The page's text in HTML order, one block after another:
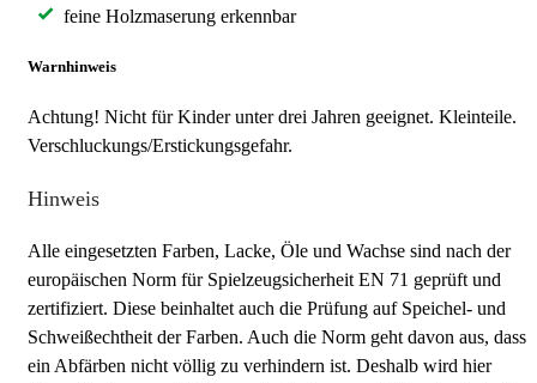
feine Holzmaserung erkennbar
Warnhinweis
Achtung! Nicht für Kinder unter drei Jahren geeignet. Kleinteile.
Verschluckungs/Erstickungsgefahr.
Hinweis
Alle eingesetzten Farben, Lacke, Öle und Wachse sind nach der
europäischen Norm für Spielzeugsicherheit EN 71 geprüft und
zertifiziert. Diese beinhaltet auch die Prüfung auf Speichel- und
Schweißechtheit der Farben. Auch die Norm geht davon aus, dass
ein Abfärben nicht völlig zu verhindern ist. Deshalb wird hier